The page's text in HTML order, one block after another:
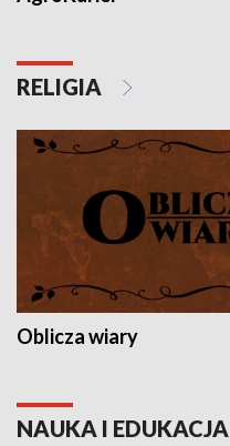
RELIGIA
Oblicza wiary
NAUKA I EDUKACJA